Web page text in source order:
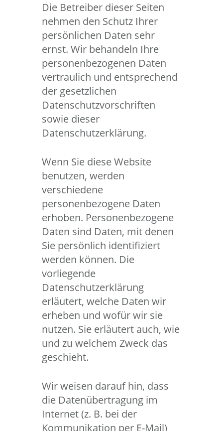
Die Betreiber dieser Seiten
nehmen den Schutz Ihrer
persönlichen Daten sehr
ernst. Wir behandeln Ihre
personenbezogenen Daten
vertraulich und entsprechend
der gesetzlichen
Datenschutzvorschriften
sowie dieser
Datenschutzerklärung.
Wenn Sie diese Website
benutzen, werden
verschiedene
personenbezogene Daten
erhoben. Personenbezogene
Daten sind Daten, mit denen
Sie persönlich identifiziert
werden können. Die
vorliegende
Datenschutzerklärung
erläutert, welche Daten wir
erheben und wofür wir sie
nutzen. Sie erläutert auch, wie
und zu welchem Zweck das
geschieht.
Wir weisen darauf hin, dass
die Datenübertragung im
Internet (z. B. bei der
Kommunikation per E-Mail)